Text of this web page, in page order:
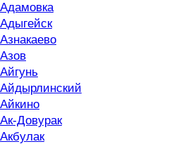
Адамовка
Адыгейск
Азнакаево
Азов
Айгунь
Айдырлинский
Айкино
Ак-Довурак
Акбулак